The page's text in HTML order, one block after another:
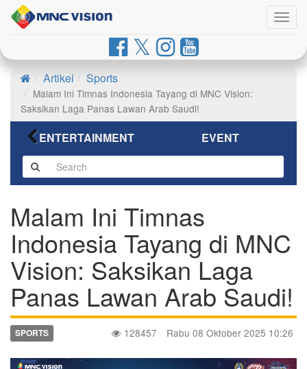
Artikel Sports
Malam Ini Timnas Indonesia Tayang di MNC Vision:
Saksikan Laga Panas Lawan Arab Saudi!
ENTERTAINMENT EVENT
Malam Ini Timnas
Indonesia Tayang di MNC
Vision: Saksikan Laga
Panas Lawan Arab Saudi!
SPORTS 128457 Rabu 08 Oktober 2025 10:26